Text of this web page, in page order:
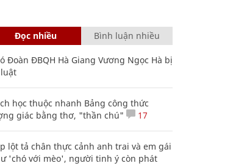
Đọc nhiều Bình luận nhiều
Đoàn ĐBQH Hà Giang Vương Ngọc Hà bị
học thuộc nhanh Bảng công thức
giác bằng thơ, "thần chú"
17
lột tả chân thực cảnh anh trai và em gái
'chó với mèo', người tinh ý còn phát